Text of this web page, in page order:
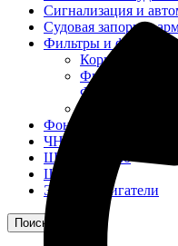
Сигнализация и
Судовая запорная
Фильтры и
Корпусы
Фильтрующие
ФГС
Фильтры
Фонари
ЧН 25/34
Шкода 6S-160
Шкода-275
Электродвигатели
Поиск